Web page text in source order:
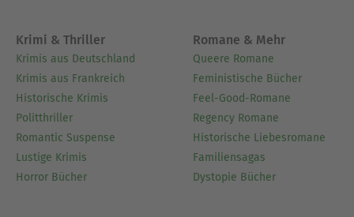
Krimi & Thriller
Krimis aus Deutschland
Krimis aus Frankreich
Historische Krimis
Politthriller
Romantic Suspense
Lustige Krimis
Horror Bücher
Romane & Mehr
Queere Romane
Feministische Bücher
Feel-Good-Romane
Regency Romane
Historische Liebesromane
Familiensagas
Dystopie Bücher